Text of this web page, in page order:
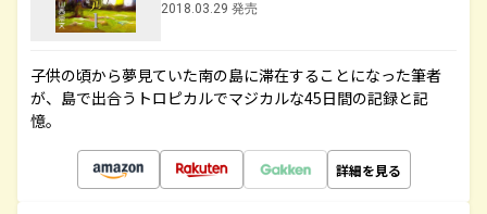
2018.03.29 発売
子供の頃から夢見ていた南の島に滞在することになった筆者
が、島で出合うトロピカルでマジカルな45日間の記録と記
憶。
詳細を見る